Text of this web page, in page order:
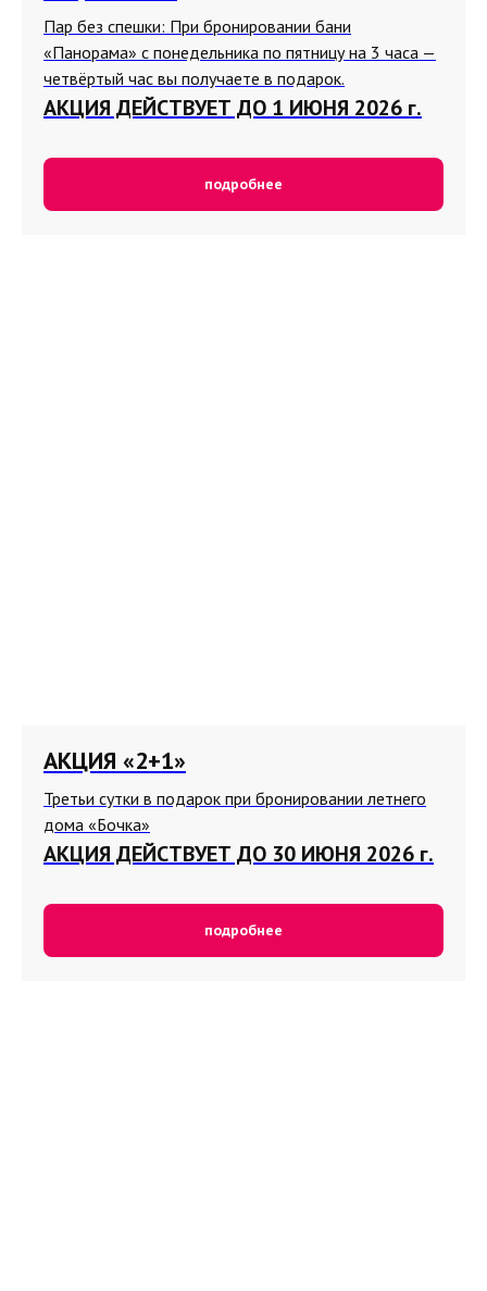
Пар без спешки: При бронировании бани
«Панорама» с понедельника по пятницу на 3 часа —
четвёртый час вы получаете в подарок.
АКЦИЯ ДЕЙСТВУЕТ ДО 1 ИЮНЯ 2026 г.
подробнее
АКЦИЯ «2+1»
Третьи сутки в подарок при бронировании летнего
дома «Бочка»
АКЦИЯ ДЕЙСТВУЕТ ДО 30 ИЮНЯ 2026 г.
подробнее